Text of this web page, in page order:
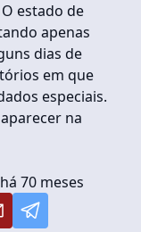
estado de
apenas
dias de
em que
especiais.
na
70 meses